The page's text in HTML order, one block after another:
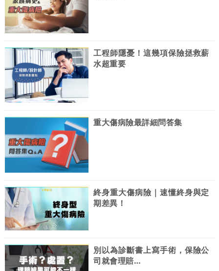
工程師隱憂！這幾項保險拯救薪
水超重要
重大傷病險最詳細問答集
終身重大傷病險｜速懂終身與定
期差異！
別以為診斷書上寫手術，保險公
司就會理賠…